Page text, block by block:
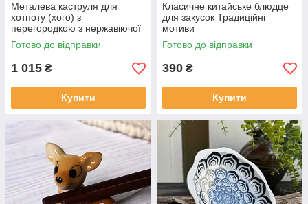
Металева каструля для
хотпоту (хого) з
перегородкою з нержавіючої
сталі
Готово до відправки
1 015 ₴
Купити
Класичне китайське блюдце
для закусок Традиційні
мотиви
Готово до відправки
390 ₴
Купити